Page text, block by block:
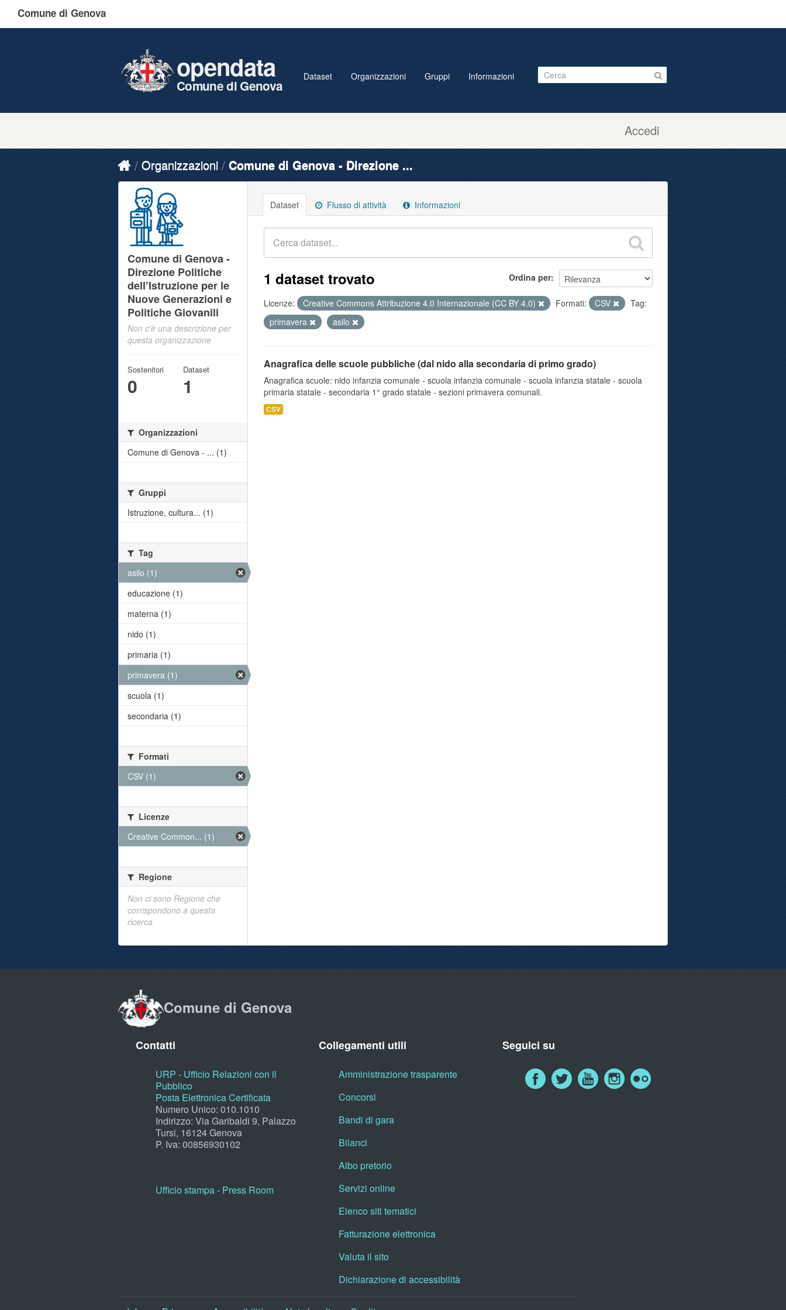
Comune di Genova
Accedi
opendata
Comune di Genova
Dataset Organizzazioni Gruppi Informazioni
Organizzazioni Comune di Genova - Direzione ...
Dataset Flusso di attività Informazioni
Ordina per
1 dataset trovato
Licenze: Creative Commons Attribuzione 4.0 Internazionale (CC BY 4.0) Formati: CSV
Tag:
primavera
asilo
Anagrafica delle scuole pubbliche (dal nido alla secondaria di primo grado)
Anagrafica scuole: nido infanzia comunale - scuola infanzia comunale - scuola infanzia statale - scuola
primaria statale - secondaria 1° grado statale - sezioni primavera comunali.
CSV
Comune di Genova -
Direzione Politiche
dell’Istruzione per le
Nuove Generazioni e
Politiche Giovanili
Non c'è una descrizione per
questa organizzazione
Sostenitori
0
Dataset
1
Organizzazioni
Comune di Genova - ... (1)
Gruppi
Istruzione, cultura... (1)
Tag
asilo (1)
educazione (1)
materna (1)
nido (1)
primaria (1)
primavera (1)
scuola (1)
secondaria (1)
Formati
CSV (1)
Licenze
Creative Common... (1)
Regione
Non ci sono Regione che
corrispondono a questa
ricerca
Comune di Genova
Contatti
URP - Ufficio Relazioni con il
Pubblico
Posta Elettronica Certificata
Numero Unico: 010.1010
Indirizzo: Via Garibaldi 9, Palazzo
Tursi, 16124 Genova
P. Iva: 00856930102
Ufficio stampa - Press Room
Collegamenti utili
Amministrazione trasparente
Concorsi
Bandi di gara
Bilanci
Albo pretorio
Servizi online
Elenco siti tematici
Fatturazione elettronica
Valuta il sito
Dichiarazione di accessibilità
Seguici su